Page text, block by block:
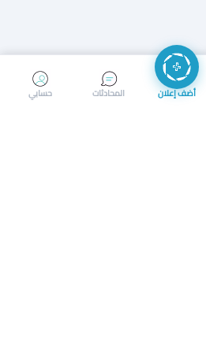
إجراء مكالمة
حسابي المحادثات أضف إعلان